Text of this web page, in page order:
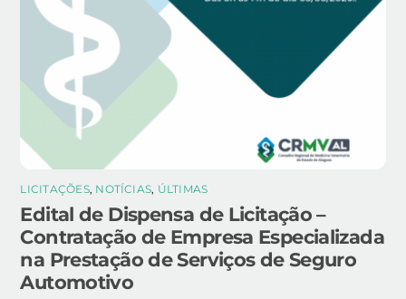
LICITAÇÕES, NOTÍCIAS, ÚLTIMAS
Edital de Dispensa de Licitação –
Contratação de Empresa Especializada
na Prestação de Serviços de Seguro
Automotivo